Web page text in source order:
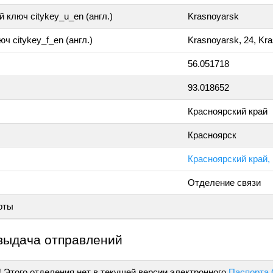
ключ citykey_u_en (англ.) Krasnoyarsk
citykey_f_en (англ.) Krasnoyarsk, 24,
56.051718
93.018652
Красноярский край
Красноярск
Красноярский
Отделение связи
отправлений